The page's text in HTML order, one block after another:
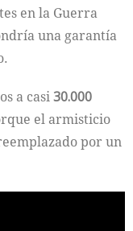
en la Guerra
una garantía
a casi30.000
el armisticio
por un